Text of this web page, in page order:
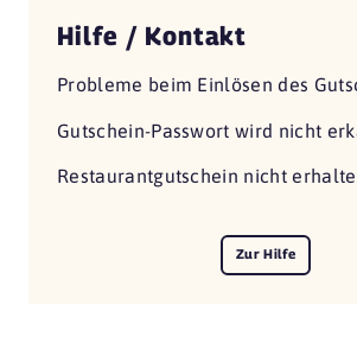
Hilfe / Kontakt
Probleme beim Einlösen des
Gutschein-Passwort wird nicht
Restaurantgutschein nicht
Zur Hilfe